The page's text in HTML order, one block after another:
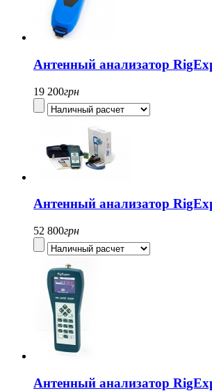
Антенный анализатор
19 200грн
Антенный анализатор
52 800грн
Антенный анализатор